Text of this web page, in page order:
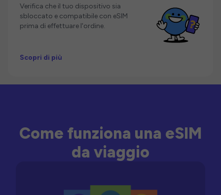
Verifica che il tuo dispositivo sia
sbloccato e compatibile con eSIM
prima di effettuare l'ordine.
Scopri di più
Come funziona una eSIM
da viaggio